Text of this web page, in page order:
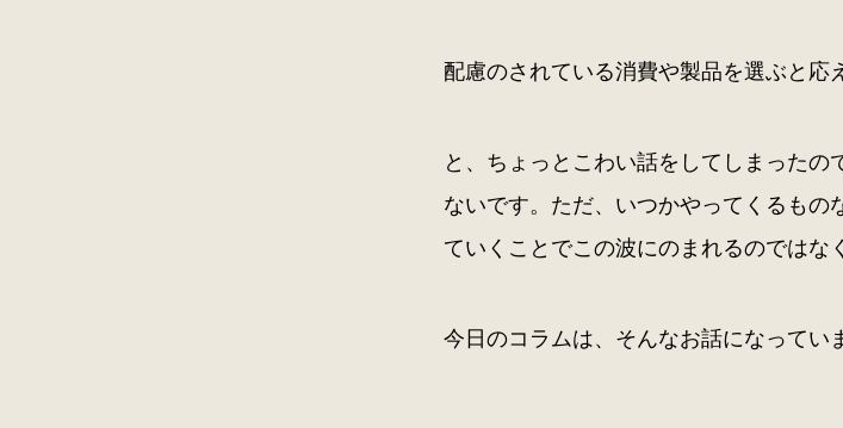
配慮のされている消費や製品を選ぶと応
と、ちょっとこわい話をしてしまった
ないです。ただ、いつかやってくるもの
ていくことでこの波にのまれるのではな
今日のコラムは、そんなお話になってい